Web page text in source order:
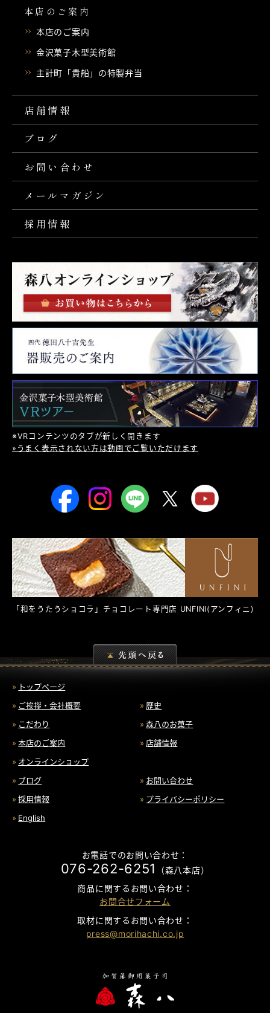
本店のご案内
本店のご案内
金沢菓子木型美術館
主計町「貴船」の特製弁当
店舗情報
ブログ
お問い合わせ
メールマガジン
採用情報
※VRコンテンツのタブが新しく開きます
»うまく表示されない方は動画でご覧いただけます
「和をうたうショコラ」チョコレート専門店 UNFINI(アンフィニ)
トップページ
ご挨拶・会社概要
歴史
こだわり
森八のお菓子
本店のご案内
店舗情報
オンラインショップ
ブログ
お問い合わせ
採用情報
プライバシーポリシー
English
お電話でのお問い合わせ：
076-262-6251
（森八本店）
商品に関するお問い合わせ：
お問合せフォーム
取材に関するお問い合わせ：
press@morihachi.co.jp